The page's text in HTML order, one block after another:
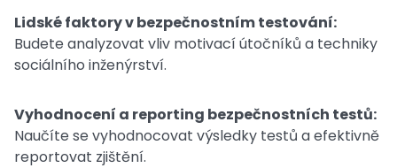
Lidské faktory v bezpečnostním testování:
Budete analyzovat vliv motivací útočníků a techniky
sociálního inženýrství.
Vyhodnocení a reporting bezpečnostních testů:
Naučíte se vyhodnocovat výsledky testů a efektivně
reportovat zjištění.